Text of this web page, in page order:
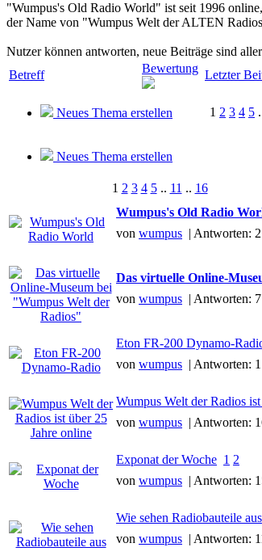
"Wumpus's Old Radio World" ist seit 1996
der Name von "Wumpus Welt der ALTEN
Nutzer können antworten, neue Beiträge sind
Betreff
Bewertung Letzter
Neues Thema erstellen 1 2 3 4 5
Neues Thema erstellen
1 2 3 4 5.. 11 .. 16
Wumpus's Old Radio
von wumpus | Antworten:
Das virtuelle Online-
von wumpus | Antworten:
Eton FR-200 Dynamo-
von wumpus | Antworten:
Wumpus Welt der Radios
von wumpus | Antworten:
Exponat der Woche 1 2
von wumpus | Antworten:
Wie sehen Radiobauteile aus
von wumpus | Antworten: